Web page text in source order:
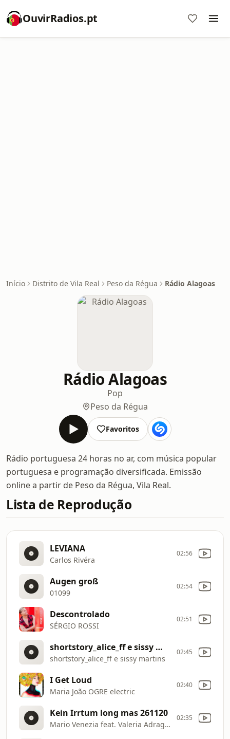
OuvirRadios.pt
Início Distrito de Vila Real Peso da Régua Rádio Alagoas
Rádio Alagoas
Pop
Peso da Régua
Favoritos
Rádio portuguesa 24 horas no ar, com música popular
portuguesa e programação diversificada. Emissão
online a partir de Peso da Régua, Vila Real.
Lista de Reprodução
LEVIANA
Carlos Rivéra
02:56
Augen groß
01099
02:54
Descontrolado
SÉRGIO ROSSI
02:51
shortstory_alice_ff e sissy martins
shortstory_alice_ff e sissy martins
02:45
I Get Loud
Maria João OGRE electric
02:40
Kein Irrtum long mas 261120
Mario Venezia feat. Valeria Adragna
02:35